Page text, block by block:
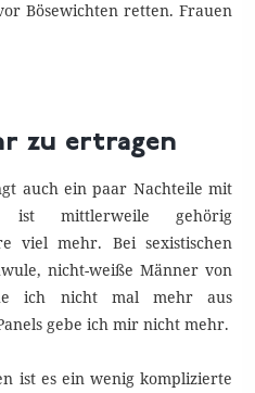
Bösewichten retten. Frauen
zu ertragen
auch ein paar Nachteile mit
ist mittlerweile gehörig
viel mehr. Bei sexistischen
nicht-weiße Männer von
ich nicht mal mehr aus
gebe ich mir nicht mehr.
ist es ein wenig komplizierte